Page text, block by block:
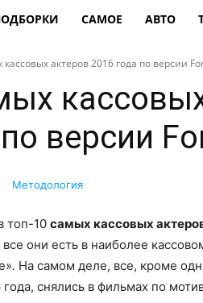
САМОЕ АВТО
актеров 2016 года по версии
версии
Методология
топ-10 самых кассовых
они есть в наиболее
. На самом деле, все, кроме
снялись в фильмах по